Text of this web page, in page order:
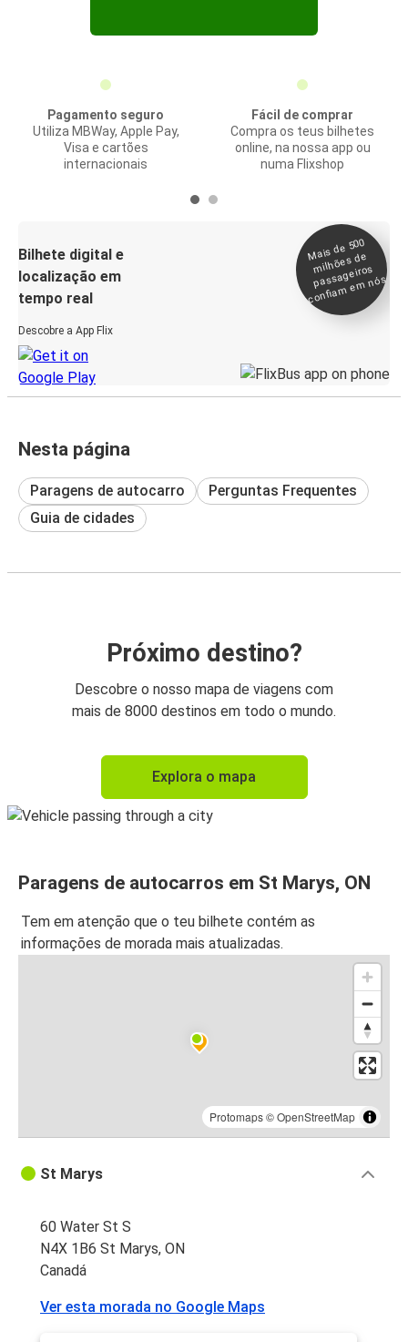
Pagamento seguro
Utiliza MBWay, Apple Pay,
Visa e cartões
internacionais
Fácil de comprar
Compra os teus bilhetes
online, na nossa app ou
numa Flixshop
Bilhete digital e
localização em
tempo real
Descobre a App Flix
Mais de 500
milhões de
passageiros
confia
m e
m nós
Nesta página
Paragens de autocarro
Perguntas Frequentes
Guia de cidades
Próximo destino?
Descobre o nosso mapa de viagens com
mais de 8000 destinos em todo o mundo.
Explora o mapa
Paragens de autocarros em St Marys, ON
Tem em atenção que o teu bilhete contém as
informações de morada mais atualizadas.
Protomaps©OpenStreetMap
St Marys
60 Water St S
N4X 1B6 St Marys, ON
Canadá
Ver esta morada no Google Maps